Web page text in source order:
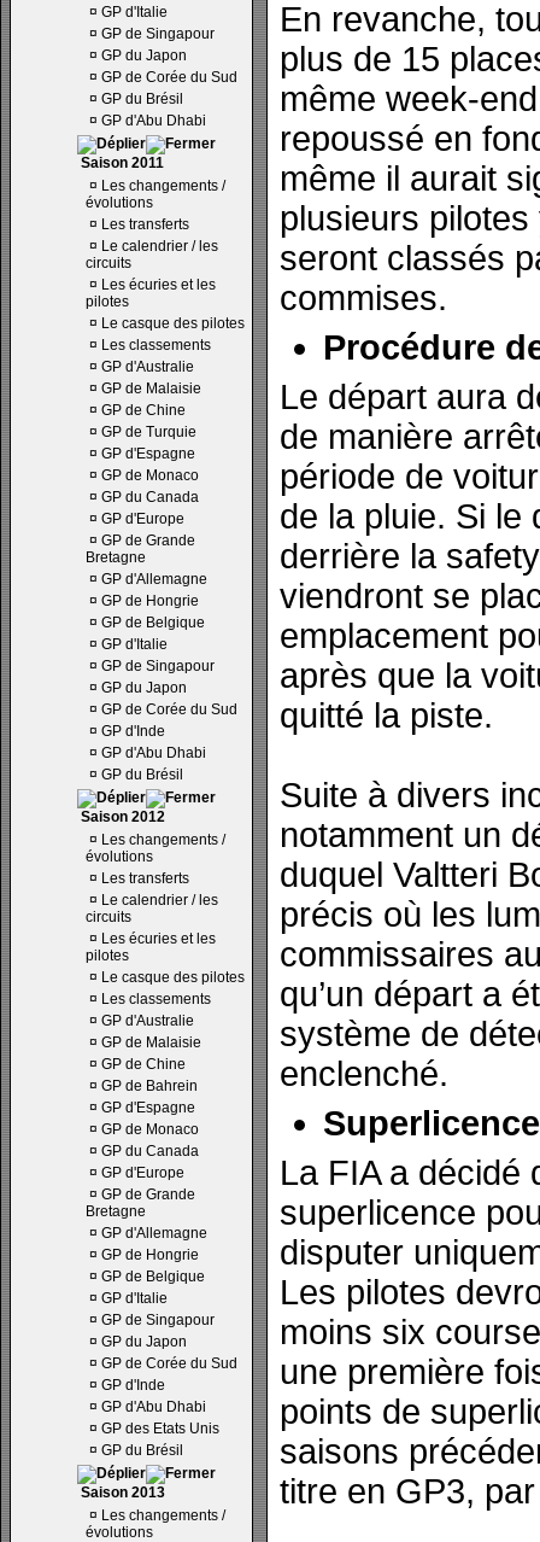
¤ GP d'Italie
¤ GP de Singapour
¤ GP du Japon
¤ GP de Corée du Sud
¤ GP du Brésil
¤ GP d'Abu Dhabi
Saison 2011
¤ Les changements /
évolutions
¤ Les transferts
¤ Le calendrier / les
circuits
¤ Les écuries et les
pilotes
¤ Le casque des pilotes
¤ Les classements
¤ GP d'Australie
¤ GP de Malaisie
¤ GP de Chine
¤ GP de Turquie
¤ GP d'Espagne
¤ GP de Monaco
¤ GP du Canada
¤ GP d'Europe
¤ GP de Grande
Bretagne
¤ GP d'Allemagne
¤ GP de Hongrie
¤ GP de Belgique
¤ GP d'Italie
¤ GP de Singapour
¤ GP du Japon
¤ GP de Corée du Sud
¤ GP d'Inde
¤ GP d'Abu Dhabi
¤ GP du Brésil
Saison 2012
¤ Les changements /
évolutions
¤ Les transferts
¤ Le calendrier / les
circuits
¤ Les écuries et les
pilotes
¤ Le casque des pilotes
¤ Les classements
¤ GP d'Australie
¤ GP de Malaisie
¤ GP de Chine
¤ GP de Bahrein
¤ GP d'Espagne
¤ GP de Monaco
¤ GP du Canada
¤ GP d'Europe
¤ GP de Grande
Bretagne
¤ GP d'Allemagne
¤ GP de Hongrie
¤ GP de Belgique
¤ GP d'Italie
¤ GP de Singapour
¤ GP du Japon
¤ GP de Corée du Sud
¤ GP d'Inde
¤ GP d'Abu Dhabi
¤ GP des Etats Unis
¤ GP du Brésil
Saison 2013
¤ Les changements /
évolutions
En revanche,
plus de 15
même week-
repoussé en
même il aurait
plusieurs
seront classés
commises.
Procédure
Le départ aura
de manière
période de
de la pluie. Si le
derrière la
viendront se
emplacement
après que la
quitté la piste.
Suite à divers
notamment un
duquel Valtteri
précis où les
commissaires
qu’un départ a
système de
enclenché.
Superlicence
La FIA a décidé
superlicence
disputer
Les pilotes
moins six
une première
points de
saisons
titre en GP3,